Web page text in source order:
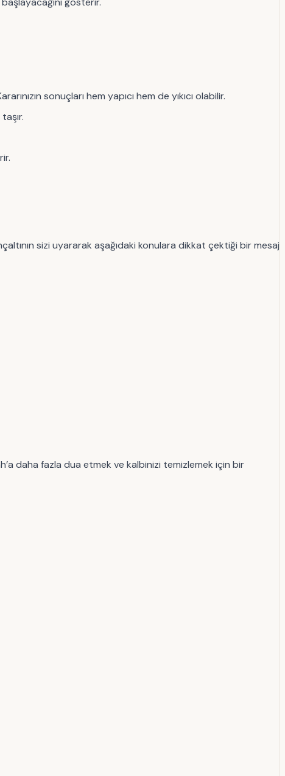
sonuçları hem yapıcı hem de yıkıcı olabilir.
sizi uyararak aşağıdaki konulara dikkat çektiği bir mesaj
daha fazla dua etmek ve kalbinizi temizlemek için bir